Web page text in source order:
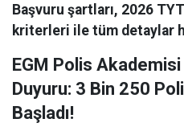
Başvuru şartları, 2026
kriterleri ile tüm detaylar
EGM Polis Akademisi
Duyuru: 3 Bin 250
Başladı!